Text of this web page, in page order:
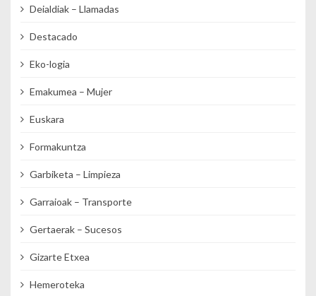
Deialdiak – Llamadas
Destacado
Eko-logia
Emakumea – Mujer
Euskara
Formakuntza
Garbiketa – Limpieza
Garraioak – Transporte
Gertaerak – Sucesos
Gizarte Etxea
Hemeroteka